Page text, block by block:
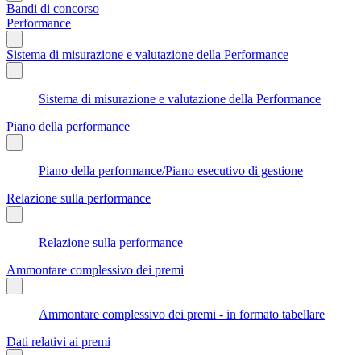
Bandi di concorso
Performance
Sistema di misurazione e valutazione della Performance
Sistema di misurazione e valutazione della Performance
Piano della performance
Piano della performance/Piano esecutivo di gestione
Relazione sulla performance
Relazione sulla performance
Ammontare complessivo dei premi
Ammontare complessivo dei premi - in formato tabellare
Dati relativi ai premi